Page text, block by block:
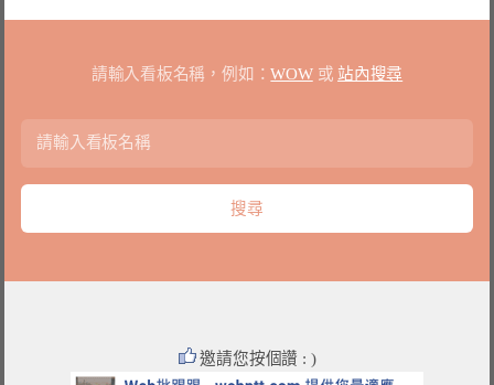
請輸入看板名稱，例如：WOW或 站內搜尋
邀請您按個讚 : )